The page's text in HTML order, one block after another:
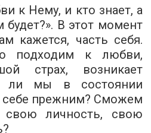
к Нему, и кто знает, а
В этот момент
кажется, часть себя.
подходим к любви,
страх, возникает
ли мы в состоянии
себе прежним? Сможем
личность, свою